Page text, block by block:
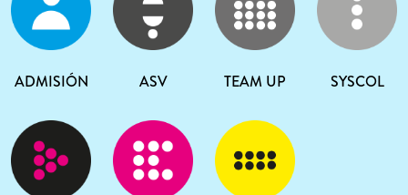
ADMISIÓN ASV TEAM UP SYSCOL